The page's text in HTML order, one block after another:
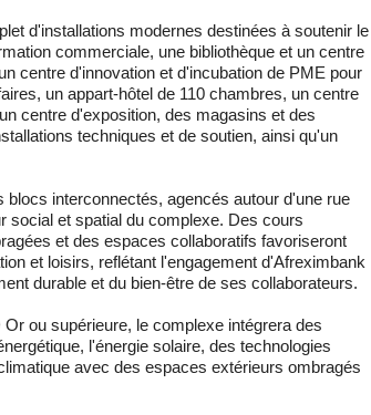
d'installations modernes destinées à soutenir le
commerciale, une bibliothèque et un centre
centre d'innovation et d'incubation de PME pour
un appart-hôtel de 110 chambres, un centre
centre d'exposition, des magasins et des
techniques et de soutien, ainsi qu'un
interconnectés, agencés autour d'une rue
et spatial du complexe. Des cours
et des espaces collaboratifs favoriseront
et loisirs, reflétant l'engagement d'Afreximbank
durable et du bien-être de ses collaborateurs.
ou supérieure, le complexe intégrera des
l'énergie solaire, des technologies
avec des espaces extérieurs ombragés